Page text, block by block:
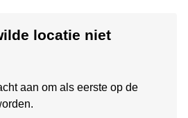
locatie niet
aan om als eerste op de